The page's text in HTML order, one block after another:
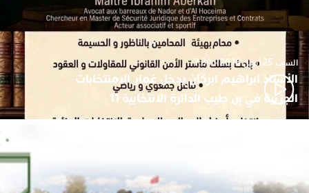
السبت 25 أبريل 2026 - 7:30
الأستاذ ابراهيم ابركان يدخل غمار الامنتخابات
الجزئية في بن طيب الدائرة الانتخابية 11